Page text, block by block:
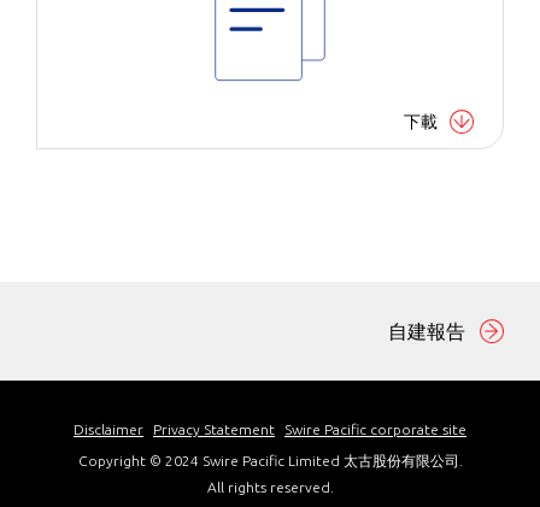
下載
自建報告
Disclaimer Privacy Statement
Swire Pacific corporate site
Copyright © 2024 Swire Pacific Limited 太古股份有限公司.
All rights reserved.